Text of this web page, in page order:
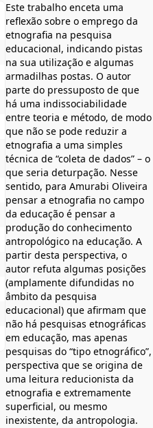
Este trabalho enceta uma
reflexão sobre o emprego da
etnografia na pesquisa
educacional, indicando pistas
na sua utilização e algumas
armadilhas postas. O autor
parte do pressuposto de que
há uma indissociabilidade
entre teoria e método, de modo
que não se pode reduzir a
etnografia a uma simples
técnica de “coleta de dados” – o
que seria deturpação. Nesse
sentido, para Amurabi Oliveira
pensar a etnografia no campo
da educação é pensar a
produção do conhecimento
antropológico na educação. A
partir desta perspectiva, o
autor refuta algumas posições
(amplamente difundidas no
âmbito da pesquisa
educacional) que afirmam que
não há pesquisas etnográficas
em educação, mas apenas
pesquisas do “tipo etnográfico”,
perspectiva que se origina de
uma leitura reducionista da
etnografia e extremamente
superficial, ou mesmo
inexistente, da antropologia.